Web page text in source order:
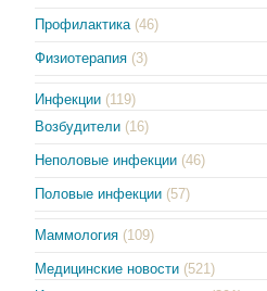
Профилактика (46)
Физиотерапия (3)
Инфекции (119)
Возбудители (16)
Неполовые инфекции (46)
Половые инфекции (57)
Маммология (109)
Медицинские новости (521)